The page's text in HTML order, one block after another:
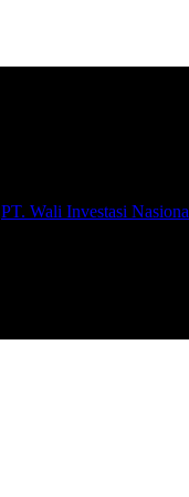
PT. Wali Investasi